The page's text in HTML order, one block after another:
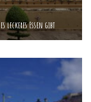
leckeres Essen gibt